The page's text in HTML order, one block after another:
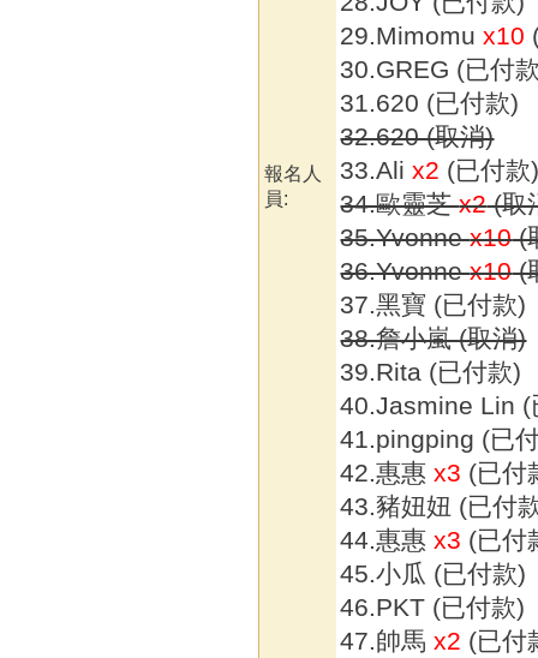
報名人
員:
29.Mimomux10
30.GREG (已付
31.620 (已付款)
32.620 (取消)
33.Alix2 (已付款
34.歐靈芝x2(取
35.Yvonnex10(
36.Yvonnex10(
37.黑寶 (已付款)
38.詹小嵐 (取消)
39.Rita (已付款)
40.Jasmine Lin (
41.pingping (已
42.惠惠x3 (已付
43.豬妞妞 (已付
44.惠惠x3 (已付
45.小瓜 (已付款)
46.PKT (已付款)
47.帥馬x2 (已付